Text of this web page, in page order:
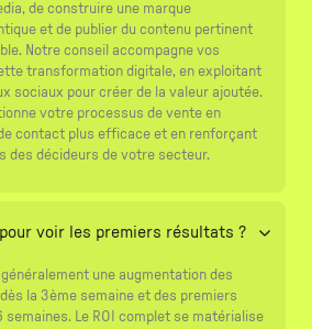
de construire une marque
et de publier du contenu pertinent
Notre conseil accompagne vos
transformation digitale, en exploitant
sociaux pour créer de la valeur ajoutée.
votre processus de vente en
contact plus efficace et en renforçant
des décideurs de votre secteur.
voir les premiers résultats ?
une augmentation des
la 3ème semaine et des premiers
semaines. Le ROI complet se matérialise